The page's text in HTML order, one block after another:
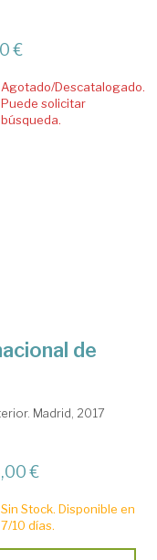
€
Agotado/Descatalogado.
Puede solicitar
búsqueda.
de
Madrid, 2017
€
Sin Stock. Disponible en
7/10 días.